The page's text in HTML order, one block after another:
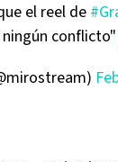
el reel de
conflicto"